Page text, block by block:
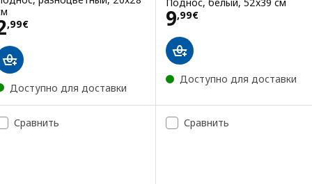
,99€ 2,99€
Доступно для доставки
9,99€
Цена 9,99€
Доступно для доставки
Сравнить Сравнить